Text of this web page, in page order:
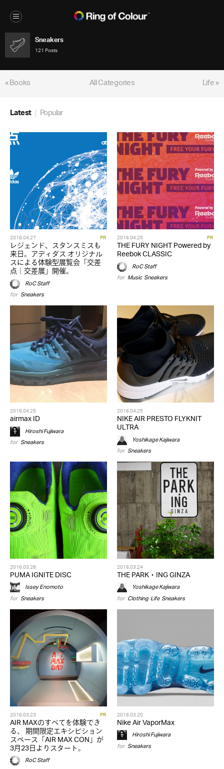
Sneakers
121 Posts
« Books Life »
All Categories
Latest Popular
2016.04.27 PR
レジェンド、スタンスミスも
来日。アディダス オリジナル
スによる体験型展覧会「交差
点｜交差展」開催。
RoC Staff
for Sneakers
2016.04.25 PR
THE FURY NIGHT Powered by
Reebok CLASSIC
RoC Staff
for Music,Sneakers
2016.04.25
airmax ID
Hiroshi Fujiwara
for Sneakers
2016.04.25
NIKE AIR PRESTO FLYKNIT
ULTRA
Yoshikage Kajiwara
for Sneakers
2016.03.28
PUMA IGNITE DISC
Issey Enomoto
for Sneakers
2016.03.24
THE PARK・ING GINZA
Yoshikage Kajiwara
for Clothing,Life,Sneakers
2016.03.23 PR
AIR MAXのすべてを体験でき
る、 期間限定エキシビション
スペース「AIR MAX CON」が
3月23日よりスタート。
RoC Staff
2016.03.20
Nike Air VaporMax
Hiroshi Fujiwara
for Sneakers